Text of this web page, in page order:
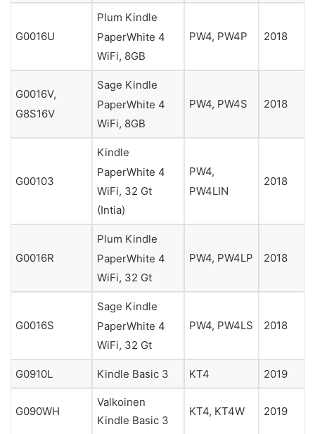
G0016U
Plum Kindle
PaperWhite 4
WiFi, 8GB
PW4, PW4P 2018
G0016V,
G8S16V
Sage Kindle
PaperWhite 4
WiFi, 8GB
PW4, PW4S 2018
G00103
Kindle
PaperWhite 4
WiFi, 32 Gt
(Intia)
PW4,
PW4LIN
2018
G0016R
Plum Kindle
PaperWhite 4
WiFi, 32 Gt
PW4, PW4LP 2018
G0016S
Sage Kindle
PaperWhite 4
WiFi, 32 Gt
PW4, PW4LS 2018
G0910L Kindle Basic 3 KT4 2019
G090WH
Valkoinen
Kindle Basic 3
KT4, KT4W 2019